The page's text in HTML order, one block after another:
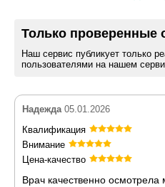
Только проверенные
Наш сервис публикует только
пользователями на нашем
Надежда 05.01.2026
Квалификация
Внимание
Цена-качество
Врач качественно осмотрела